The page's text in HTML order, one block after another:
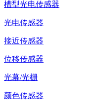
槽型光电传感器
光电传感器
接近传感器
位移传感器
光幕/光栅
颜色传感器